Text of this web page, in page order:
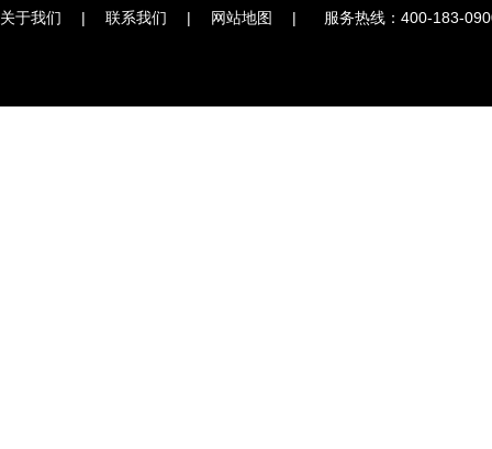
关于我们 | 联系我们 | 网站地图 | 服务热线：400-183-